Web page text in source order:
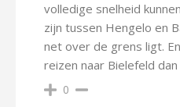
volledige snelheid
zijn tussen Hengelo en
net over de grens ligt.
reizen naar Bielefeld
0